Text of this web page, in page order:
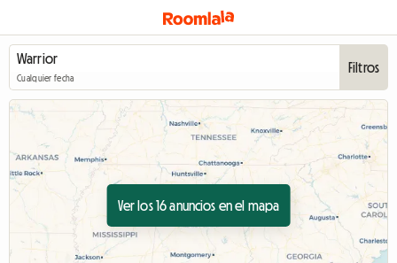
Cualquier fecha
Filtros
Ver los 16 anuncios en el mapa